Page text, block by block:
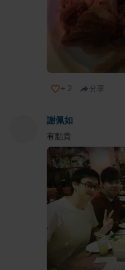
+ 2 分享
謝佩如
有點貴